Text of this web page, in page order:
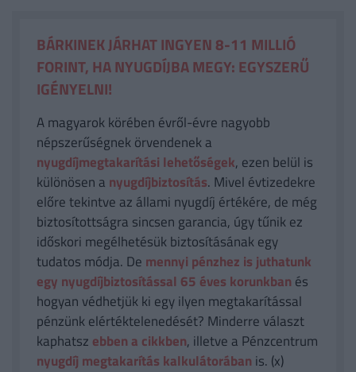
BÁRKINEK JÁRHAT INGYEN 8-11 MILLIÓ
FORINT, HA NYUGDÍJBA MEGY: EGYSZERŰ
IGÉNYELNI!
A magyarok körében évről-évre nagyobb
népszerűségnek örvendenek a
nyugdíjmegtakarítási lehetőségek, ezen belül is
különösen a nyugdíjbiztosítás. Mivel évtizedekre
előre tekintve az állami nyugdíj értékére, de még
biztosítottságra sincsen garancia, úgy tűnik ez
időskori megélhetésük biztosításának egy
tudatos módja. De mennyi pénzhez is juthatunk
egy nyugdíjbiztosítással 65 éves korunkban és
hogyan védhetjük ki egy ilyen megtakarítással
pénzünk elértéktelenedését? Minderre választ
kaphatsz ebben a cikkben, illetve a Pénzcentrum
nyugdíj megtakarítás kalkulátorában is. (x)